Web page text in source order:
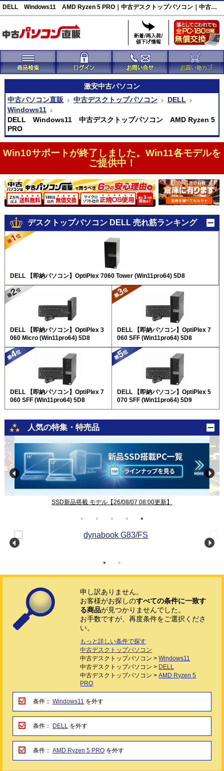
DELL Windows11 AMD Ryzen 5 PRO｜中古デスクトップパソコン｜中古パソコン直販
激安中古パソコン
中古パソコン直販
中古デスクトップパソコン
DELL
Windows11
DELL Windows11 中古デスクトップパソコン AMD Ryzen 5
PRO
Win10サポートが終了しました。Win11各モデルを
ご提供中！
デスクトップパソコン DELL 売れ筋ランキング
DELL 【即納パソコン】OptiPlex 7060 Tower (Win11pro64) 5D8
DELL 【即納パソコン】OptiPlex 3
060 Micro (Win11pro64) 5D8
DELL 【即納パソコン】OptiPlex 7
060 SFF (Win11pro64) 5D8
DELL 【即納パソコン】OptiPlex 7
060 SFF (Win11pro64) 5D8
DELL 【即納パソコン】OptiPlex 5
070 SFF (Win11pro64) 5D9
人気の特集・特売品
SSD新品搭載 モデル【26/08/07 08:00更新】
申し訳ありません。
お客様がお探しのすべての条件に一致す
る商品が見つかりませんでした。
お手数ですが、再度条件をご選択くださ
い。
もっと詳しい条件で探す
中古デスクトップパソコン
中古デスクトップパソコン >Windows11
中古デスクトップパソコン > DELL
中古デスクトップパソコン >AMD Ryzen 5
PRO
条件： Windows11 を外す
条件： DELL を外す
条件： AMD Ryzen 5 PRO を外す